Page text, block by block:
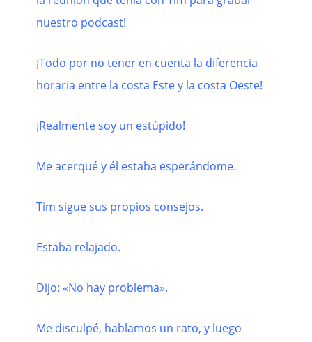
nuestro podcast!
¡Todo por no tener en cuenta la diferencia
horaria entre la costa Este y la costa Oeste!
¡Realmente soy un estúpido!
Me acerqué y él estaba esperándome.
Tim sigue sus propios consejos.
Estaba relajado.
Dijo: «No hay problema».
Me disculpé, hablamos un rato, y luego